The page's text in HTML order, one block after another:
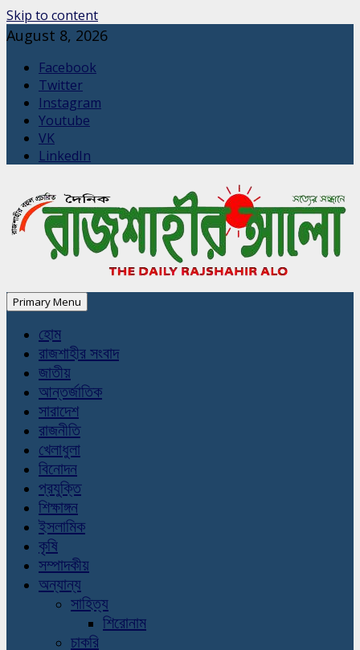
Skip to content
August 8, 2026
Facebook
Twitter
Instagram
Youtube
VK
LinkedIn
Primary Menu
হোম
রাজশাহীর সংবাদ
জাতীয়
আন্তর্জাতিক
সারাদেশ
রাজনীতি
খেলাধুলা
বিনোদন
প্রযুক্তি
শিক্ষাঙ্গন
ইসলামিক
কৃষি
সম্পাদকীয়
অন্যান্য
সাহিত্য
শিরোনাম
চাকরি